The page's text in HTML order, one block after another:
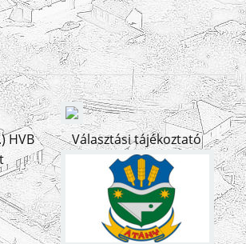
HVB
Választási tájékoztató